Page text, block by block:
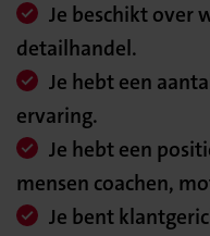
Je beschikt over
detailhandel.
Je hebt een
ervaring.
Je hebt een
mensen coachen,
Je bent